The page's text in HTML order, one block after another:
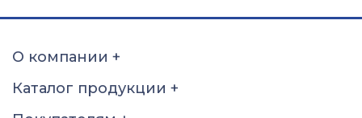
б\р
О компании +
Каталог продукции +